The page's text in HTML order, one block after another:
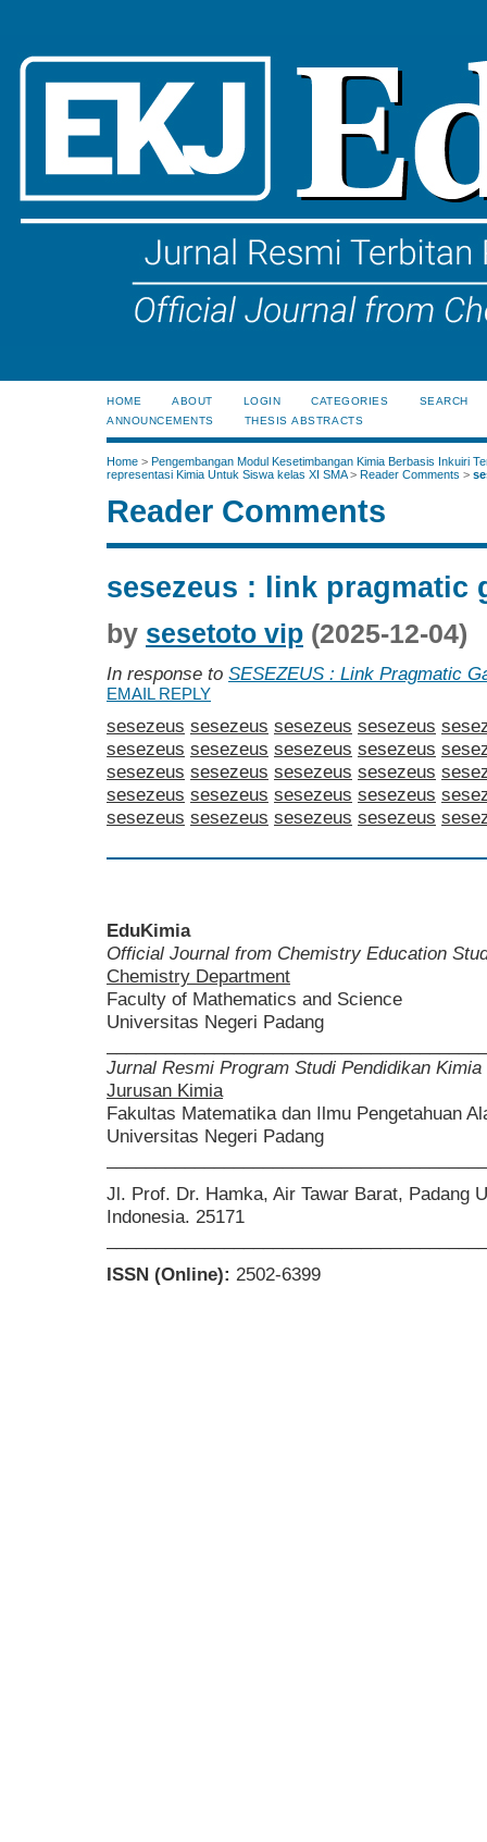
HOME ABOUT LOGIN CATEGORIES
SEARCH
ANNOUNCEMENTS
THESIS ABSTRACTS
Home > Pengembangan Modul Kesetimbangan Kimia Berbasis Inkuiri
representasi Kimia Untuk Siswa kelas XI SMA> Reader Comments >
Reader Comments
sesezeus : link pragmatic
by sesetoto vip (2025-12-04)
In response to SESEZEUS : Link Pragmatic
EMAIL REPLY
sesezeus sesezeus sesezeus sesezeus
sesezeus sesezeus sesezeus sesezeus
sesezeus sesezeus sesezeus sesezeus
sesezeus sesezeus sesezeus sesezeus
sesezeus sesezeus sesezeus sesezeus
EduKimia
Official Journal from Chemistry Education
Chemistry Department
Faculty of Mathematics and Science
Universitas Negeri Padang
Jurnal Resmi Program Studi Pendidikan Kimia
Jurusan Kimia
Fakultas Matematika dan Ilmu Pengetahuan
Universitas Negeri Padang
Jl. Prof. Dr. Hamka, Air Tawar Barat, Padang
Indonesia. 25171
ISSN (Online): 2502-6399